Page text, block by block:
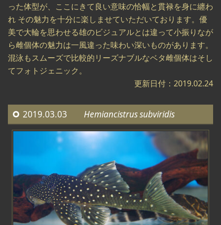
った体型が、ここにきて良い意味の恰幅と貫禄を身に纏わ
れ その魅力を十分に楽しませていただいております。優
美で大輪を思わせる雄のビジュアルとは違って小振りなが
ら雌個体の魅力は一風違った味わい深いものがあります。
混泳もスムーズで比較的リーズナブルなベタ雌個体はそし
てフォトジェニック。
更新日付：2019.02.24
2019.03.03 Hemiancistrus subviridis